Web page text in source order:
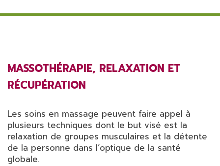
MASSOTHÉRAPIE, RELAXATION ET
RÉCUPÉRATION
Les soins en massage peuvent faire appel à
plusieurs techniques dont le but visé est la
relaxation de groupes musculaires et la détente
de la personne dans l’optique de la santé
globale.